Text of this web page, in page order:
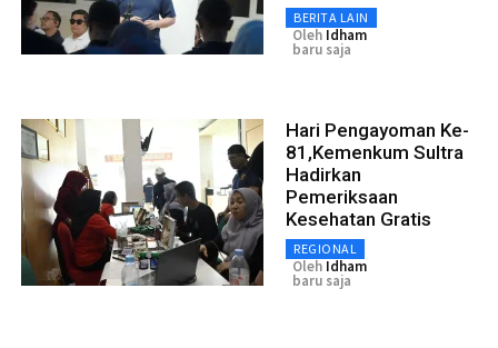
BERITA LAIN
Oleh Idham
baru saja
Hari Pengayoman Ke-
81,Kemenkum Sultra
Hadirkan
Pemeriksaan
Kesehatan Gratis
REGIONAL
Oleh Idham
baru saja